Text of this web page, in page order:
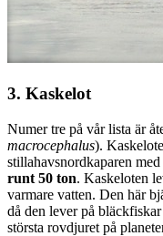
3. Kaskelot
Numer tre på vår lista är
macrocephalus).
stillahavsnordkaparen
runt 50 ton. Kaskeloten
varmare vatten. Den här
då den lever på
största rovdjuret på